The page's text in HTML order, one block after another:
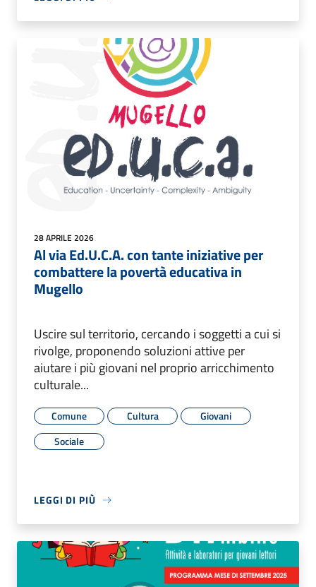
28 APRILE 2026
Al via Ed.U.C.A. con tante iniziative per
combattere la povertà educativa in
Mugello
Uscire sul territorio, cercando i soggetti a cui si
rivolge, proponendo soluzioni attive per
aiutare i più giovani nel proprio arricchimento
culturale...
Comune Cultura
Giovani
Sociale
LEGGI DI PIÙ